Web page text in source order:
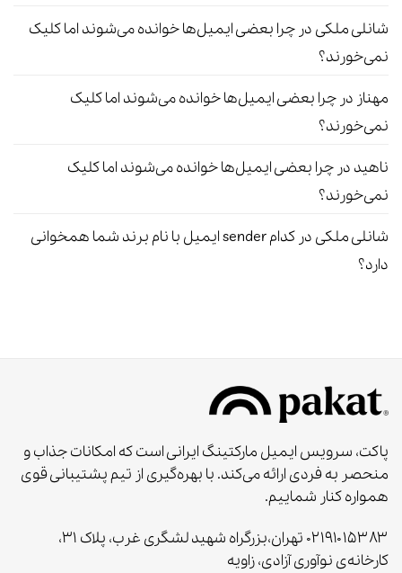
شانلی ملکی در چرا بعضی ایمیل‌ها خوانده می‌شوند اما کلیک
نمی‌خورند؟
مهناز در چرا بعضی ایمیل‌ها خوانده می‌شوند اما کلیک
نمی‌خورند؟
ناهید در چرا بعضی ایمیل‌ها خوانده می‌شوند اما کلیک
نمی‌خورند؟
شانلی ملکی در
کدام sender ایمیل با نام برند شما همخوانی
دارد؟
پاکت، سرویس ایمیل مارکتینگ ایرانی است که امکانات جذاب و
منحصر به‌ فردی ارائه می‌کند. با بهره‌گیری از تیم پشتیبانی قوی
همواره کنار شماییم.
۰۲۱۹۱۰۱۵۳۸۳ تهران،بزرگراه شهید لشگری غرب، پلاک ۳۱،
کارخانه‌ی نوآوری آزادی، زاویه